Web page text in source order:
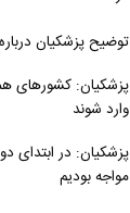
توضیح پزشکیان
پزشکیان: کشورهای
وارد شوند
پزشکیان: در ابتدای
مواجه بودیم